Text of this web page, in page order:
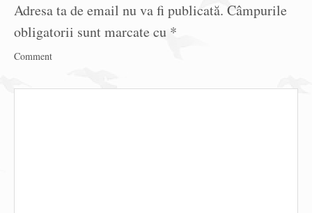
Adresa ta de email nu va fi publicată. Câmpurile
obligatorii sunt marcate cu *
Comment